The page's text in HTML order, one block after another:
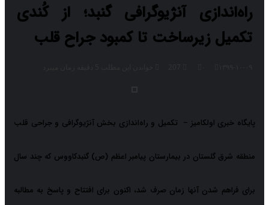
راه‌اندازی آنژیوگرافی گنبد؛ از کُندی
تکمیل زیرساخت‌ تا کمبود جراح قلب
پایگاه خبری اولکامیز – تکمیل و راه‌اندازی بخش آنژیوگرافی و جراحی قلب
منطقه شرق گلستان در بیمارستان پیامبر اعظم (ص) گنبدکاووس که چند سال
برای فراهم شدن آنها زمان صرف شد، اکنون برای افتتاح و پاسخ به مطالبه